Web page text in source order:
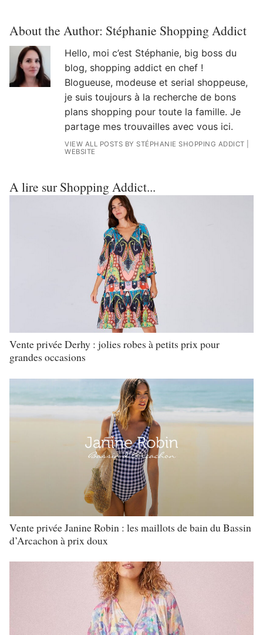
About the Author: Stéphanie Shopping Addict
Hello, moi c’est Stéphanie, big boss du
blog, shopping addict en chef !
Blogueuse, modeuse et serial shoppeuse,
je suis toujours à la recherche de bons
plans shopping pour toute la famille. Je
partage mes trouvailles avec vous ici.
VIEW ALL POSTS BY STÉPHANIE SHOPPING ADDICT
WEBSITE
A lire sur Shopping Addict...
Vente privée Derhy : jolies robes à petits prix pour
grandes occasions
Vente privée Janine Robin : les maillots de bain du Bassin
d’Arcachon à prix doux